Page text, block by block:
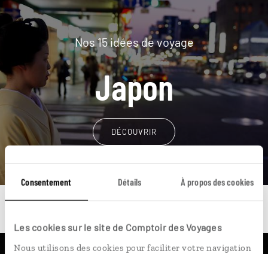
Consentement Détails À propos des cookies
Les cookies sur le site de Comptoir des Voyages
Nous utilisons des cookies pour faciliter votre navigation
Nos 15 idées de voyage
Japon
DÉCOUVRIR